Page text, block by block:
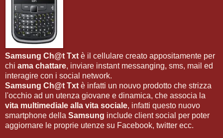
Samsung Ch@t Txt è il cellulare creato appositamente per
chi ama chattare, inviare instant messanging, sms, mail ed
interagire con i social network.
Samsung Ch@t Txt è infatti un nouvo prodotto che strizza
l'occhio ad un utenza giovane e dinamica, che associa la
vita multimediale alla vita sociale, infatti questo nuovo
smartphone della Samsung include client social per poter
aggiornare le proprie utenze su Facebook, twitter ecc.